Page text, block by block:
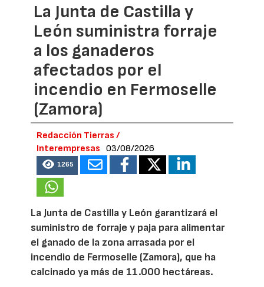
La Junta de Castilla y
León suministra forraje
a los ganaderos
afectados por el
incendio en Fermoselle
(Zamora)
Redacción Tierras /
Interempresas
03/08/2026
1265
La Junta de Castilla y León garantizará el
suministro de forraje y paja para alimentar
el ganado de la zona arrasada por el
incendio de Fermoselle (Zamora), que ha
calcinado ya más de 11.000 hectáreas.